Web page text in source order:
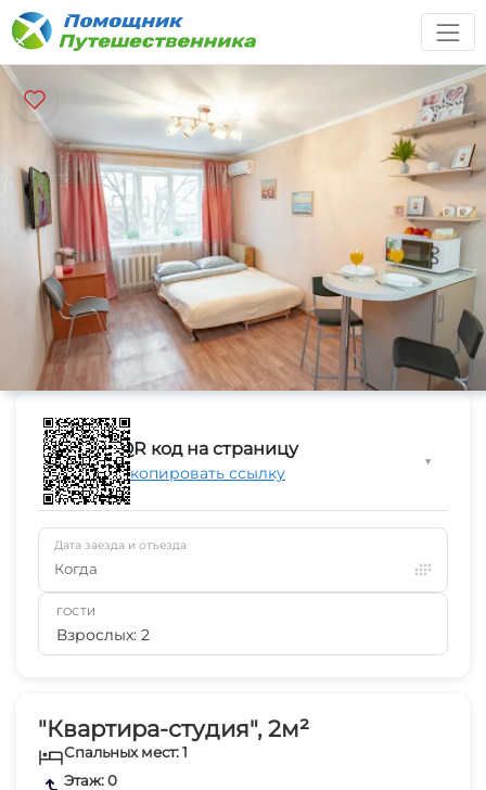
"Квартира-студия", 2м²
Спальных мест: 1
Этаж: 0
QR код на страницу
Скопировать ссылку
▼
Дата заезда и отъезда
Когда
ГОСТИ
Взрослых: 2